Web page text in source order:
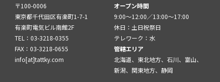
〒100-0006
東京都千代田区有楽町1-7-1
有楽町電気ビル南館2F
TEL：03-3218-0355
FAX：03-3218-0655
info[at]tattky.com
オープン時間
9:00～12:00／13:00～17:00
休日：土日祝祭日
テレワーク：水
管轄エリア
北海道、東北地方、石川、富山、
新潟、関東地方、静岡